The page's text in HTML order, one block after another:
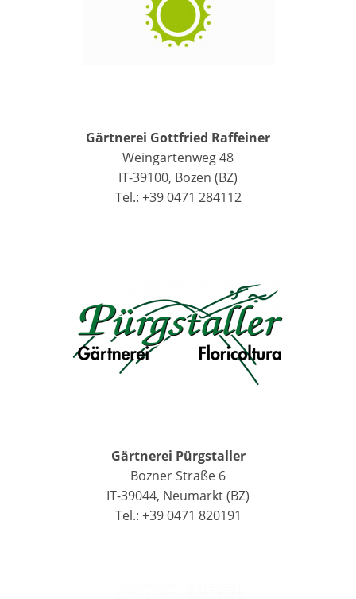
Gärtnerei Gottfried Raffeiner
Weingartenweg 48
IT-39100, Bozen (BZ)
Tel.: +39 0471 284112
Gärtnerei Pürgstaller
Bozner Straße 6
IT-39044, Neumarkt (BZ)
Tel.: +39 0471 820191